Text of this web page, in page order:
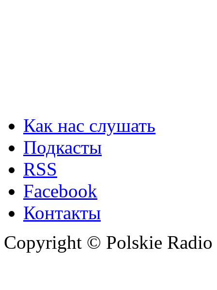
Как нас слушать
Подкасты
RSS
Facebook
Контакты
Copyright © Polskie